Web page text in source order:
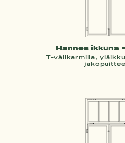
Hannes ikkuna
T-välikarmilla,